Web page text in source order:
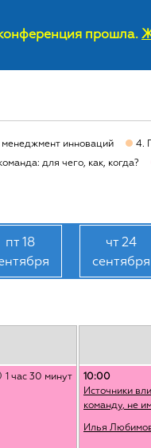
менеджмент инноваций
4.
для чего, как, когда?
пт 18
чт 24
сентября
1 час 30 минут
10:00
Источники
команду, не
Илья
прошла.